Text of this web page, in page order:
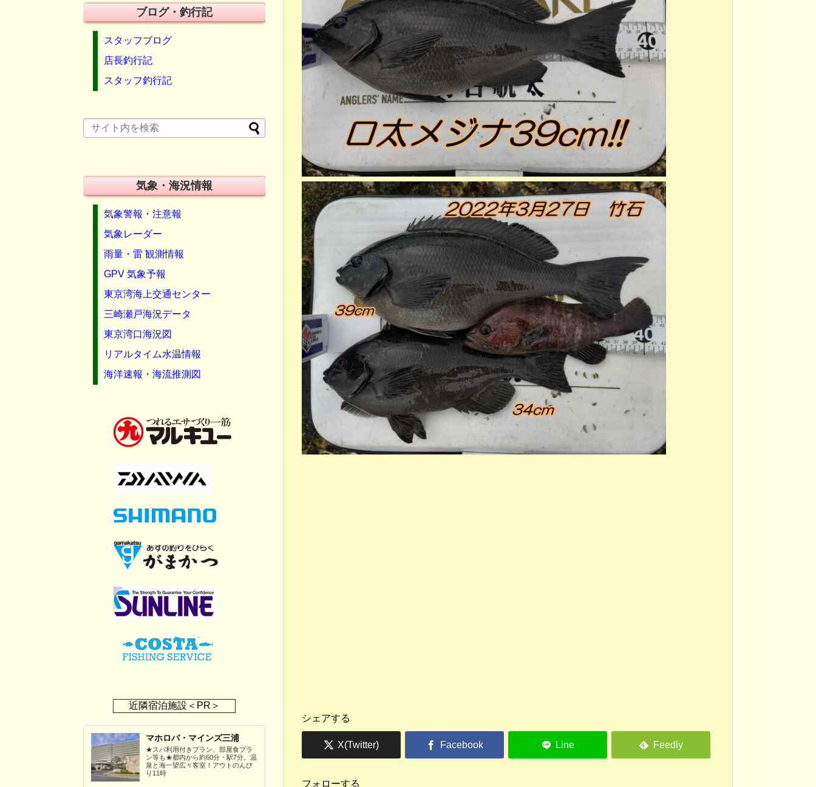
シェアする
フォローする
ブログ・釣行記
スタッフブログ
店長釣行記
スタッフ釣行記
気象・海況情報
気象警報・注意報
気象レーダー
雨量・雷 観測情報
GPV 気象予報
東京湾海上交通センター
三崎瀬戸海況データ
東京湾口海況図
リアルタイム水温情報
海洋速報・海流推測図
近隣宿泊施設＜PR＞
マホロバ・マインズ三浦
★スパ利用付きプラン、部屋食プラ
ン等も★都内から約60分・駅7分。温
泉と海一望広々客室！アウトのんび
り11時